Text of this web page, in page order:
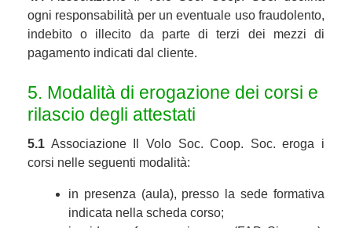
ogni responsabilità per un eventuale uso fraudolento,
indebito o illecito da parte di terzi dei mezzi di
pagamento indicati dal cliente.
5. Modalità di erogazione dei corsi e
rilascio degli attestati
5.1 Associazione Il Volo Soc. Coop. Soc. eroga i
corsi nelle seguenti modalità:
in presenza (aula), presso la sede formativa
indicata nella scheda corso;